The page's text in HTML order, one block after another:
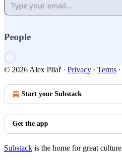
People
© 2026 Alex Pilař· Privacy ∙ Terms ∙
Start your Substack
Get the app
Substack is the home for great culture